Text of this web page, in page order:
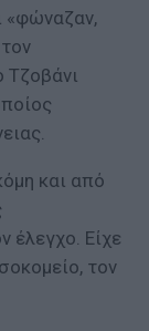
«φώναζαν,
Τζοβάνι
και από
έλεγχο. Είχε
τον